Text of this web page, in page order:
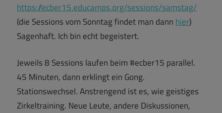
https://ecber15.educamps.org/sessions/samstag/
(die Sessions vom Sonntag findet man dann hier)
Sagenhaft. Ich bin echt begeistert.
Jeweils 8 Sessions laufen beim #ecber15 parallel.
45 Minuten, dann erklingt ein Gong.
Stationswechsel. Anstrengend ist es, wie geistiges
Zirkeltraining. Neue Leute, andere Diskussionen,